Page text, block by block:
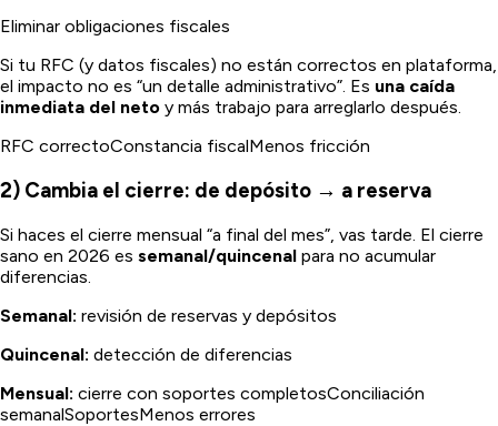
Eliminar obligaciones fiscales
Si tu RFC (y datos fiscales) no están correctos en plataforma,
el impacto no es “un detalle administrativo”. Es una caída
inmediata del neto y más trabajo para arreglarlo después.
RFC correctoConstancia fiscalMenos fricción
2) Cambia el cierre: de depósito → a reserva
Si haces el cierre mensual “a final del mes”, vas tarde. El cierre
sano en 2026 es semanal/quincenal para no acumular
diferencias.
Semanal: revisión de reservas y depósitos
Quincenal: detección de diferencias
Mensual: cierre con soportes completosConciliación
semanalSoportesMenos errores